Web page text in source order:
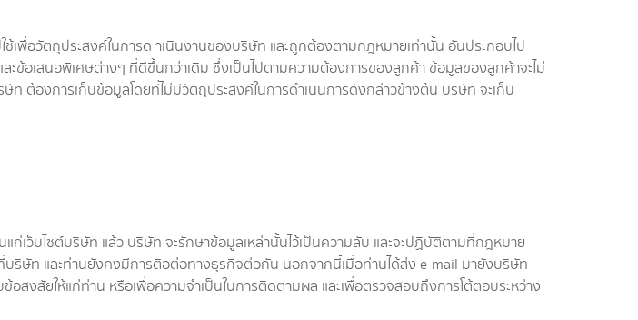
อวัตถุประสงค์ในการด าเนินงานของบริษัท และถูกต้องตามกฎหมายเท่านั้น อันประกอบไป
ะข้อเสนอพิเศษต่างๆ ที่ดีขึ้นกว่าเดิม ซึ่งเป็นไปตามความต้องการของลูกค้า ข้อมูลของลูกค้าจะไม่
ต้องการเก็บข้อมูลโดยที่ไม่มีวัตถุประสงค์ในการดำเนินการดังกล่าวข้างต้น บริษัท จะเก็บ
ว็บไซต์บริษัท แล้ว บริษัท จะรักษาข้อมูลเหล่านั้นไว้เป็นความลับ และจะปฏิบัติตามที่กฎหมาย
บริษัท และท่านยังคงมีการติอต่อทางธุรกิจต่อกัน นอกจากนี้เมื่อท่านได้ส่ง e-mail มายังบริษัท
สงสัยให้แก่ท่าน หรือเพื่อความจำเป็นในการติดตามผล และเพื่อตรวจสอบถึงการโต้ตอบระหว่าง